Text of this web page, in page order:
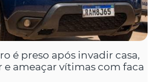
é preso após invadir casa,
ameaçar vítimas com faca